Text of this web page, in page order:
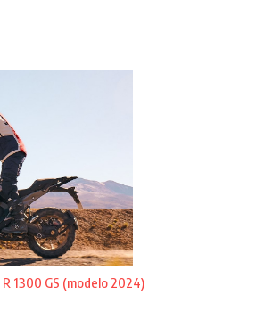
1300 GS (modelo 2024)